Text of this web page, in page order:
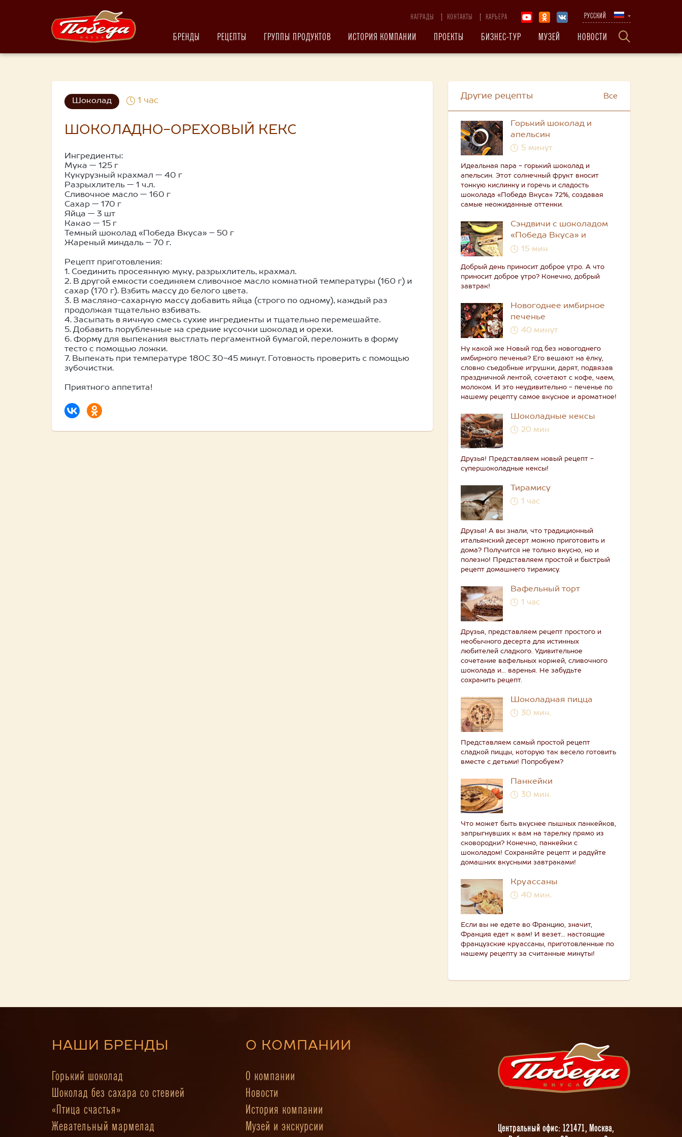
НАГРАДЫ КОНТАКТЫ КАРЬЕРА РУССКИЙ
БРЕНДЫ РЕЦЕПТЫ ГРУППЫ ПРОДУКТОВ ИСТОРИЯ КОМПАНИИ ПРОЕКТЫ БИЗНЕС-ТУР МУЗЕЙ НОВОСТИ
Шоколад 1 час
ШОКОЛАДНО-ОРЕХОВЫЙ КЕКС
Ингредиенты:
Мука — 125 г
Кукурузный крахмал — 40 г
Разрыхлитель — 1 ч.л.
Сливочное масло — 160 г
Сахар — 170 г
Яйца — 3 шт
Какао — 15 г
Темный шоколад «Победа Вкуса» – 50 г
Жареный миндаль – 70 г.
Рецепт приготовления:
1. Соединить просеянную муку, разрыхлитель, крахмал.
2. В другой емкости соединяем сливочное масло комнатной температуры (160 г) и
сахар (170 г). Взбить массу до белого цвета.
3. В масляно-сахарную массу добавить яйца (строго по одному), каждый раз
продолжая тщательно взбивать.
4. Засыпать в яичную смесь сухие ингредиенты и тщательно перемешайте.
5. Добавить порубленные на средние кусочки шоколад и орехи.
6. Форму для выпекания выстлать пергаментной бумагой, переложить в форму
тесто с помощью ложки.
7. Выпекать при температуре 180С 30-45 минут. Готовность проверить с помощью
зубочистки.
Приятного аппетита!
Другие рецепты Все
Горький шоколад и
апельсин
5 минут
Идеальная пара - горький шоколад и
апельсин. Этот солнечный фрукт вносит
тонкую кислинку и горечь и сладость
шоколада «Победа Вкуса» 72%, создавая
самые неожиданные оттенки.
Сэндвичи с шоколадом
«Победа Вкуса» и
бананом
15 мин
Добрый день приносит доброе утро. А что
приносит доброе утро? Конечно, добрый
завтрак!
Новогоднее имбирное
печенье
40 минут
Ну какой же Новый год без новогоднего
имбирного печенья? Его вешают на ёлку,
словно съедобные игрушки, дарят, подвязав
праздничной лентой, сочетают с кофе, чаем,
молоком. И это неудивительно - печенье по
нашему рецепту самое вкусное и ароматное!
Шоколадные кексы
20 мин
Друзья! Представляем новый рецепт -
супершоколадные кексы!
Тирамису
1 час
Друзья! А вы знали, что традиционный
итальянский десерт можно приготовить и
дома? Получится не только вкусно, но и
полезно! Представляем простой и быстрый
рецепт домашнего тирамису.
Вафельный торт
1 час
Друзья, представляем рецепт простого и
необычного десерта для истинных
любителей сладкого. Удивительное
сочетание вафельных коржей, сливочного
шоколада и... варенья. Не забудьте
сохранить рецепт.
Шоколадная пицца
30 мин.
Представляем самый простой рецепт
сладкой пиццы, которую так весело готовить
вместе с детьми! Попробуем?
Панкейки
30 мин.
Что может быть вкуснее пышных панкейков,
запрыгнувших к вам на тарелку прямо из
сковородки? Конечно, панкейки с
шоколадом! Сохраняйте рецепт и радуйте
домашних вкусными завтраками!
Круассаны
40 мин.
Если вы не едете во Францию, значит,
Франция едет к вам! И везет... настоящие
французские круассаны, приготовленные по
нашему рецепту за считанные минуты!
НАШИ БРЕНДЫ
Горький шоколад
Шоколад без сахара со стевией
«Птица счастья»
Жевательный мармелад
О КОМПАНИИ
О компании
Новости
История компании
Музей и экскурсии
Центральный офис: 121471, Москва,